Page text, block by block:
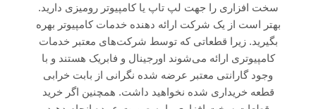
سخت افزاری را جهت لپ تاپ یا کامپیوتر رومیزی دارید.
بهتر است از یک شرکت ارائه دهنده خدمات کامپیوتر بهره
بگیرید. زیرا قطعاتی که توسط شرکت‌های معتبر خدمات
کامپیوتری ارائه می‌شوند اورجینال و فابریک هستند و با
وجود گارانتی معتبر عرضه شده نگرانی از بابت خرابی
قطعه خریداری شده نخواهید داشت. همچنین اگر خرید